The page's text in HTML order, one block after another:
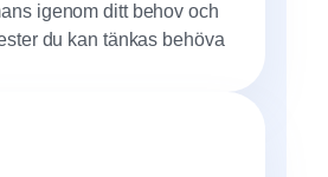
igenom ditt behov och
du kan tänkas behöva